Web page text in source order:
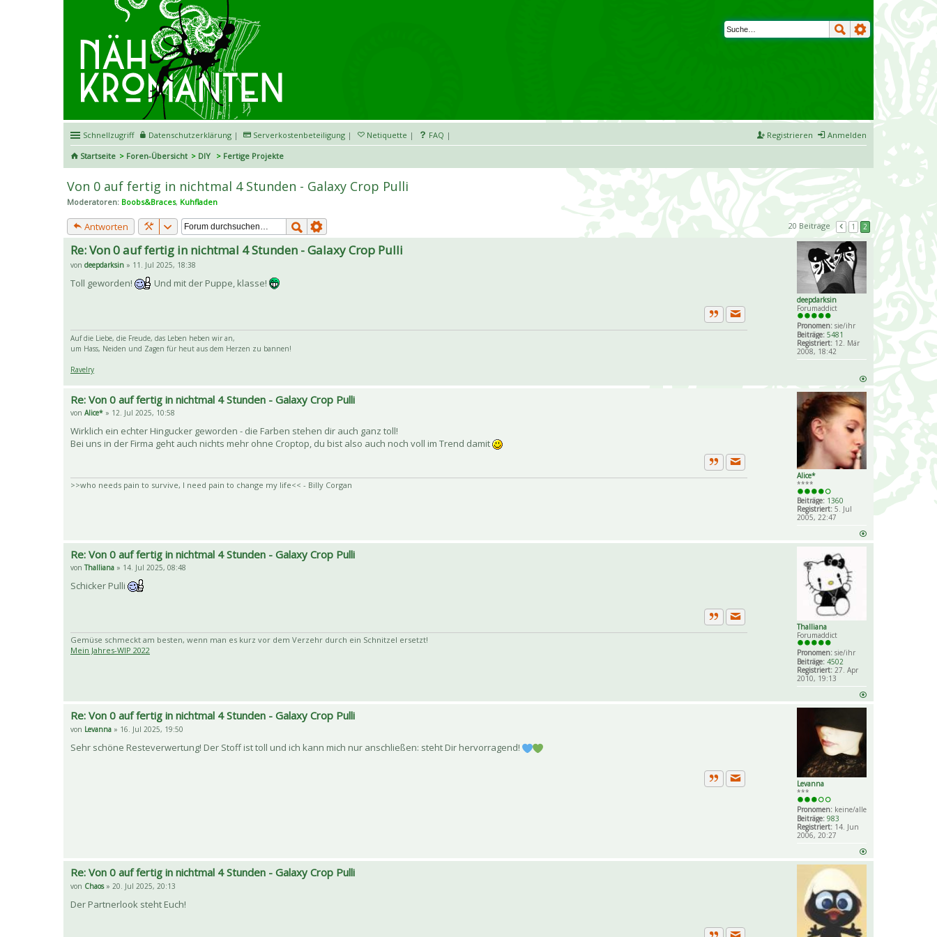
Schnellzugriff Datenschutzerklärung | Serverkostenbeteiligung | Netiquette | FAQ | Anmelden
Registrieren
Startseite
Foren-Übersicht DIY Fertige Projekte
Von 0 auf fertig in nichtmal 4 Stunden - Galaxy Crop Pulli
Moderatoren: Boobs&Braces, Kuhfladen
Antworten 20 Beiträge 1 2
deepdarksin
Forumaddict
Pronomen: sie/ihr
Beiträge: 5481
Registriert: 12. Mär
2008, 18:42
Re: Von 0 auf fertig in nichtmal 4 Stunden - Galaxy Crop Pulli
von deepdarksin » 11. Jul 2025, 18:38
Toll geworden! Und mit der Puppe, klasse!
ZitatPrivate Nachricht senden
Auf die Liebe, die Freude, das Leben heben wir an,
um Hass, Neiden und Zagen für heut aus dem Herzen zu bannen!
Ravelry
Alice*
****
Beiträge: 1360
Registriert: 5. Jul
2005, 22:47
Re: Von 0 auf fertig in nichtmal 4 Stunden - Galaxy Crop Pulli
von Alice* » 12. Jul 2025, 10:58
Wirklich ein echter Hingucker geworden - die Farben stehen dir auch ganz toll!
Bei uns in der Firma geht auch nichts mehr ohne Croptop, du bist also auch noch voll im Trend damit
ZitatPrivate Nachricht senden
>>who needs pain to survive, I need pain to change my life<< - Billy Corgan
Thalliana
Forumaddict
Pronomen: sie/ihr
Beiträge: 4502
Registriert: 27. Apr
2010, 19:13
Re: Von 0 auf fertig in nichtmal 4 Stunden - Galaxy Crop Pulli
von Thalliana » 14. Jul 2025, 08:48
Schicker Pulli
ZitatPrivate Nachricht senden
Gemüse schmeckt am besten, wenn man es kurz vor dem Verzehr durch ein Schnitzel ersetzt!
Mein Jahres-WIP 2022
Levanna
***
Pronomen: keine/alle
Beiträge: 983
Registriert: 14. Jun
2006, 20:27
Re: Von 0 auf fertig in nichtmal 4 Stunden - Galaxy Crop Pulli
von Levanna » 16. Jul 2025, 19:50
Sehr schöne Resteverwertung! Der Stoff ist toll und ich kann mich nur anschließen: steht Dir hervorragend!
ZitatPrivate Nachricht senden
Re: Von 0 auf fertig in nichtmal 4 Stunden - Galaxy Crop Pulli
von Chaos» 20. Jul 2025, 20:13
Der Partnerlook steht Euch!